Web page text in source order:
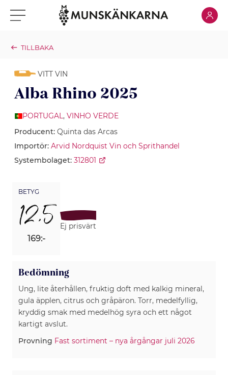
Klicka för meny Klicka
TILLBAKA
VITT VIN
Alba Rhino 2025
PORTUGAL, VINHO VERDE
Producent: Quinta das Arcas
Importör: Arvid Nordquist Vin och Sprithandel
Systembolaget: 312801
BETYG
12,5
169:-
Ej prisvärt
Bedömning
Ung, lite återhållen, fruktig doft med kalkig mineral,
gula äpplen, citrus och gråpäron. Torr, medelfyllig,
kryddig smak med medelhög syra och ett något
kartigt avslut.
Provning Fast sortiment – nya årgångar juli 2026